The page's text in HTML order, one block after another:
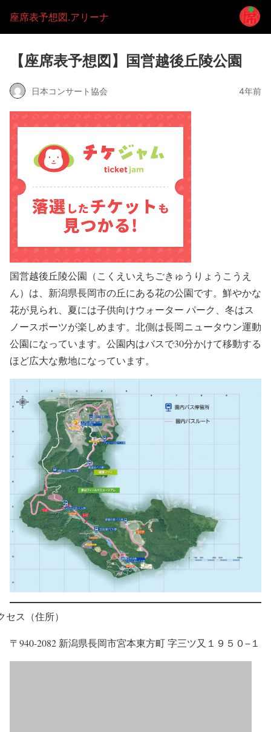
座席表予想図.アリーナ
【座席表予想図】国営越後丘陵公園
日本コンサート協会 4年前
国営越後丘陵公園（こくえいえちごきゅうりょうこうえ
ん）は、新潟県長岡市の丘にある花の公園です。鮮やかな
花が見られ、夏には子供向けウォーター パーク、冬はス
ノースポーツが楽しめます。北側は長岡ニュータウン運動
公園になっています。公園内はバスで30分かけて移動する
ほど広大な敷地になっています。
セス（住所）
〒940-2082 新潟県長岡市宮本東方町 字三ツ又１９５０−１